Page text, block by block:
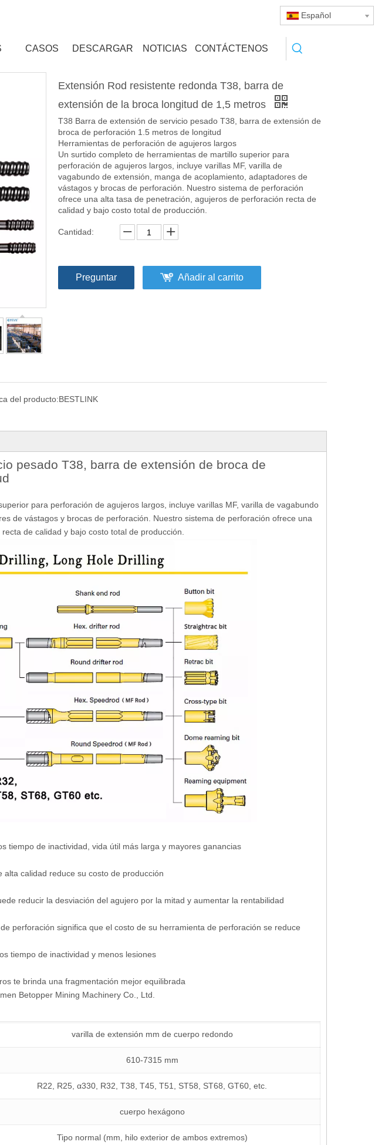
Español
CASOS DESCARGAR NOTICIAS CONTÁCTENOS
Extensión Rod resistente redonda T38, barra de
extensión de la broca longitud de 1,5 metros
T38 Barra de extensión de servicio pesado T38, barra de extensión de
broca de perforación 1.5 metros de longitud
Herramientas de perforación de agujeros largos
Un surtido completo de herramientas de martillo superior para
perforación de agujeros largos, incluye varillas MF, varilla de
vagabundo de extensión, manga de acoplamiento, adaptadores de
vástagos y brocas de perforación. Nuestro sistema de perforación
ofrece una alta tasa de penetración, agujeros de perforación recta de
calidad y bajo costo total de producción.
Cantidad:
Preguntar Añadir al carrito
del producto:BESTLINK
pesado T38, barra de extensión de broca de
para perforación de agujeros largos, incluye varillas MF, varilla de vagabundo
de vástagos y brocas de perforación. Nuestro sistema de perforación ofrece una
de calidad y bajo costo total de producción.
tiempo de inactividad, vida útil más larga y mayores ganancias
calidad reduce su costo de producción
reducir la desviación del agujero por la mitad y aumentar la rentabilidad
perforación significa que el costo de su herramienta de perforación se reduce
tiempo de inactividad y menos lesiones
te brinda una fragmentación mejor equilibrada
varilla de extensión mm de cuerpo redondo
610-7315 mm
R22, R25, α330, R32, T38, T45, T51, ST58, ST68, GT60, etc.
cuerpo hexágono
Tipo normal (mm, hilo exterior de ambos extremos)